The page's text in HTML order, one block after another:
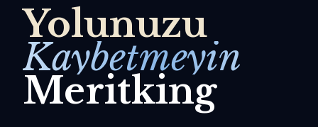
Yolunuzu
Kaybetmeyin
Meritking